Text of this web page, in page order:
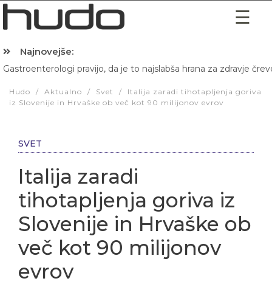
Najnovejše:
Gastroenterologi pravijo, da je to najslabša hrana za zdravje
Hudo / Aktualno / Svet /
Italija zaradi tihotapljenja goriva
iz Slovenije in Hrvaške ob več kot 90 milijonov evrov
SVET
Italija zaradi
tihotapljenja goriva iz
Slovenije in Hrvaške ob
več kot 90 milijonov
evrov